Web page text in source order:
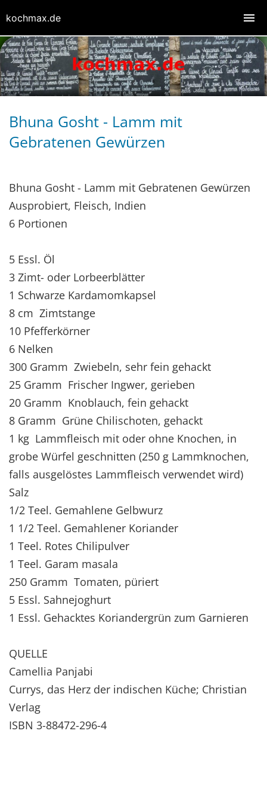
Bhuna Gosht - Lamm mit
Gebratenen Gewürzen
Bhuna Gosht - Lamm mit Gebratenen Gewürzen
Ausprobiert, Fleisch, Indien
6 Portionen
5 Essl. Öl
3 Zimt- oder Lorbeerblätter
1 Schwarze Kardamomkapsel
8 cm Zimtstange
10 Pfefferkörner
6 Nelken
300 Gramm Zwiebeln, sehr fein gehackt
25 Gramm Frischer Ingwer, gerieben
20 Gramm Knoblauch, fein gehackt
8 Gramm Grüne Chilischoten, gehackt
1 kg Lammfleisch mit oder ohne Knochen, in
grobe Würfel geschnitten (250 g Lammknochen,
falls ausgelöstes Lammfleisch verwendet wird)
Salz
1/2 Teel. Gemahlene Gelbwurz
1 1/2 Teel. Gemahlener Koriander
1 Teel. Rotes Chilipulver
1 Teel. Garam masala
250 Gramm Tomaten, püriert
5 Essl. Sahnejoghurt
1 Essl. Gehacktes Koriandergrün zum Garnieren
QUELLE
Camellia Panjabi
Currys, das Herz der indischen Küche; Christian
Verlag
ISBN 3-88472-296-4
kochmax.de